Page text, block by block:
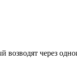
возводят через